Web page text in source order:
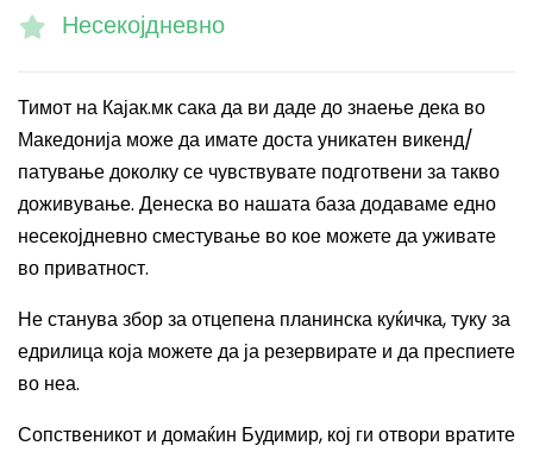
Несекојдневно
Тимот на Кајак.мк сака да ви даде до знаење дека во
Македонија може да имате доста уникатен викенд/
патување доколку се чувствувате подготвени за такво
доживување. Денеска во нашата база додаваме едно
несекојдневно сместување во кое можете да уживате
во приватност.
Не станува збор за отцепена планинска куќичка, туку за
едрилица која можете да ја резервирате и да преспиете
во неа.
Сопственикот и домаќин Будимир, кој ги отвори вратите